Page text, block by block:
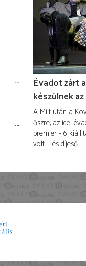
Évadot zárt
készülnek
A Milf után a
őszre, az idei
premier - 6
volt – és díjeső.